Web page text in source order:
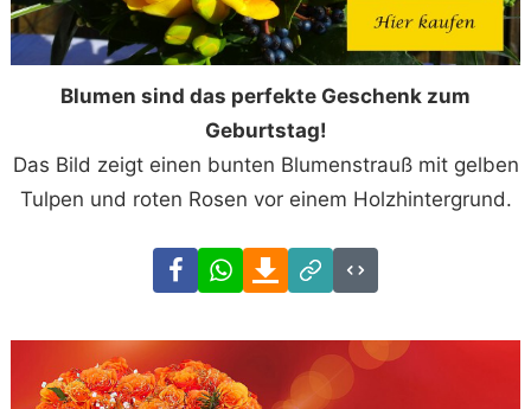
Blumen sind das perfekte Geschenk zum
Geburtstag!
Das Bild zeigt einen bunten Blumenstrauß mit gelben
Tulpen und roten Rosen vor einem Holzhintergrund.
FacebookWhatsAppDownload
Link
Code